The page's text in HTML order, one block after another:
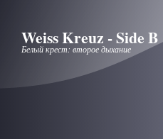
Weiss Kreuz - Side B
Белый крест: второе дыхание